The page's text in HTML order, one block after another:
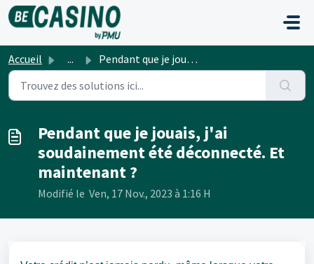
Passer au contenu principal
Accueil ... Pendant que je jouais, j'ai soudainement été déconnec...
Pendant que je jouais, j'ai
soudainement été déconnecté. Et
maintenant ?
Modifié le Ven, 17 Nov., 2023 à 1:16 H